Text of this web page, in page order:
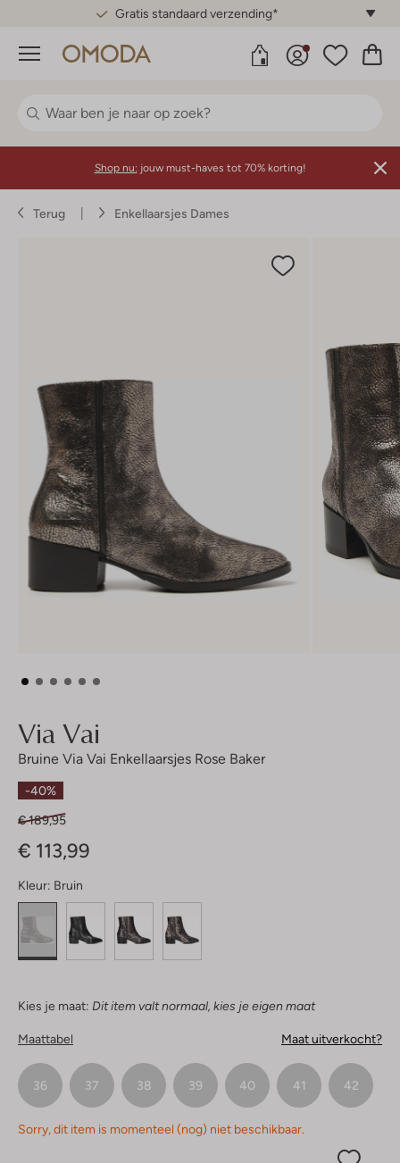
Gratis standaard verzending*
Menu
Shop nu: jouw must-haves tot 70% korting!
Terug Enkellaarsjes Dames
Via Vai
Bruine Via Vai Enkellaarsjes Rose Baker
-40%
€ 189,95
€ 113,99
Kleur: Bruin
Kies je maat: Dit item valt normaal, kies je eigen maat
Maattabel Maat uitverkocht?
36 37 38 39 40 41 42
Sorry, dit item is momenteel (nog) niet beschikbaar.